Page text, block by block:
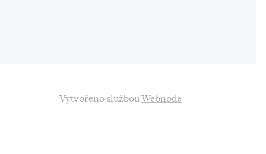
Vytvořeno službouWebnode